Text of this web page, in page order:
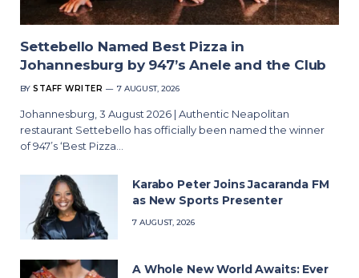
Settebello Named Best Pizza in
Johannesburg by 947’s Anele and the Club
BY STAFF WRITER 7 AUGUST, 2026
Johannesburg, 3 August 2026 | Authentic Neapolitan
restaurant Settebello has officially been named the winner
of 947’s ‘Best Pizza…
Karabo Peter Joins Jacaranda FM
as New Sports Presenter
7 AUGUST, 2026
A Whole New World Awaits: Ever